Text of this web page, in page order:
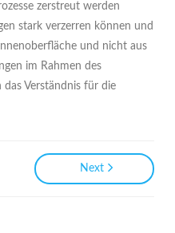
zerstreut werden
stark verzerren können und
und nicht aus
im Rahmen des
Verständnis für die
Next